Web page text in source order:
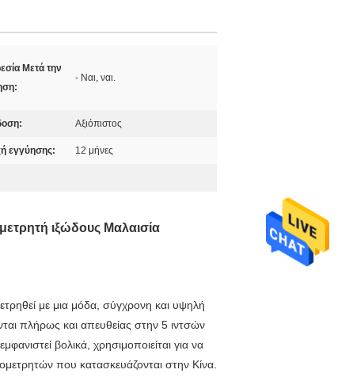
Μετά την
- Ναι, ναι.
Αξιόπιστος
εγγύησης: 12 μήνες
ιξώδους Μαλαισία
με μια μόδα, σύγχρονη και υψηλή
πλήρως και απευθείας στην 5 ιντσών
βολικά, χρησιμοποιείται για να
που κατασκευάζονται στην Κίνα.